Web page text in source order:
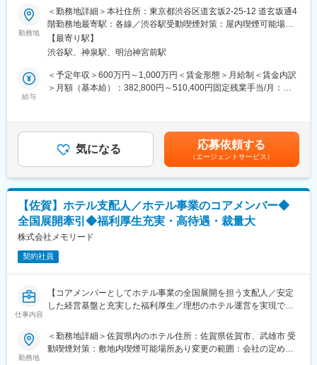
す。そのため、仕組みを整備し、効率的かつ正確な労務管理体制
を整えていただくことを期待しています。ゆくゆくはIPOを見据え
た内部統制や開示体制、監査対応などの体制整備もお任せしま
す。
■ポジション魅力
当社は安定した業績を誇り、成長を続けています。少子高齢化が
■当社について
当社は葬祭式場（全国展開）、仏壇販売、不動産事業など多角的
に事業を展開しており、数年間で売上が10倍以上と急成長を遂げ
ています。昨今の家族構成や住宅事情の変化により、仏壇や葬儀
のニーズは多様化しています。当社はこれをビジネスチャンスと
捉え、お客様の希望に合ったサービス提供や高い対応力を強みに
進んできました。
■業務概要
葬儀事業、仏壇仏具事業、スポーツ事業、介護事業など多岐にわ
たる事業を展開する当社の人事総務部にて、総務をメインにお任
せします。企業の骨格を作る中核ポジションにて組織変革のリー
ドを期待します。
■業務内容
・就業規則・社内制度の改定・運用
・経営層や監査法人・証券会社との折衝
※部門方針や数値管理を推進しながら、メンバー育成と組織力強化
■業務について／キャリアパス
ご入社後、まずは総務全般業務をご担当いただきつつ、マネジメ
ントをお任せします。当社は社員数も年々増加し、成長を続けて
います。そのため、管理部門や総務体制の見直しや強化が必要と
なっています。業務に慣れてき次第、管理体制の改善および業務
フローの効率化なども行っていただくことを期待しています。ゆ
くゆくはIPOを見据えた内部統制や開示体制、監査対応などの体制
整備もお任せします。
・IPO準備という貴重な経験を積むことができ、キャリアアップに
直結
勤務地
＜勤務地詳細＞本社住所：東京都渋谷区道玄坂2-25-12 道玄坂通4
階勤務地最寄駅：各線／渋谷駅受動喫煙対策：屋内喫煙可能場所
あり変更の範囲：会社の定める事業所
【最寄り駅】
渋谷駅、神泉駅、明治神宮前駅
給与
＜予定年収＞600万円～1,000万円＜賃金形態＞月給制＜賃金内訳
＞月額（基本給）：382,800円～510,400円固定残業手当/月：
管理監督者採用のため残業手当支給なし■昇給：年1回賃金はあく
までも目安の金額であり、選考を通じて上下する可能性がありま
す。月給(月額)は固定手当を含めた表記です。
気になる 応募依頼する
（エージェントサービス）
【佐賀】ホテル支配人／ホテル事業のコアメンバー◆
全国展開牽引◆福利厚生充実・高待遇・裁量大
株式会社メモリード
契約社員
仕事内容
【コアメンバーとしてホテル事業の全国展開を担う支配人／安定
した経営基盤と充実した福利厚生／理想のホテル運営を実現でき
■業務概要
株式会社ガーデンテラスホテルズ社に出向し、福岡・長崎・佐賀
勤務地
＜勤務地詳細＞佐賀県内のホテル住所：佐賀県佐賀市、武雄市 受
動喫煙対策：敷地内喫煙可能場所あり変更の範囲：会社の定める